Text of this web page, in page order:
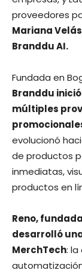
proveedores
Mariana
Branddu AI.
Fundada en
Branddu
múltiples
evolucionó
de productos
inmediatas,
productos en
Reno,
desarrolló
MerchTech: